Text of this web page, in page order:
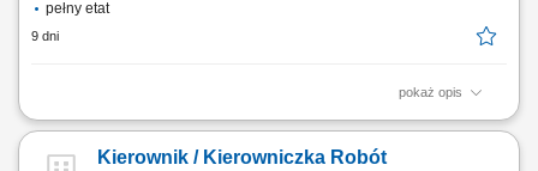
pełny etat
9 dni
pokaż opis
wspieranie realizacji inwestycji drogowych oraz koordynacja prac na
wykonawczych zgodnie z harmonogramem, przygotowywanie
Kierownik / Kierowniczka Robót